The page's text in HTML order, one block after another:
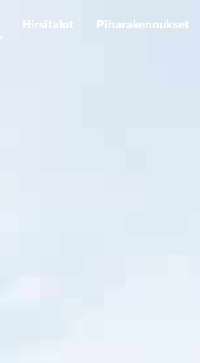
Hirsitalot Piharakennukset